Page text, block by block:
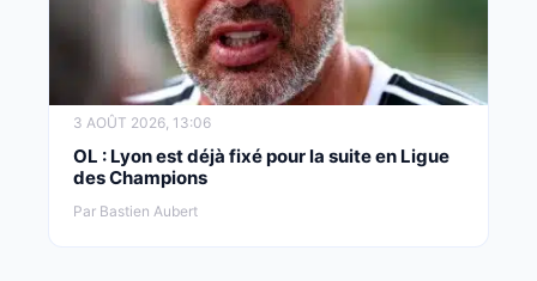
3 AOÛT 2026, 13:06
OL : Lyon est déjà fixé pour la suite en Ligue
des Champions
Par Bastien Aubert